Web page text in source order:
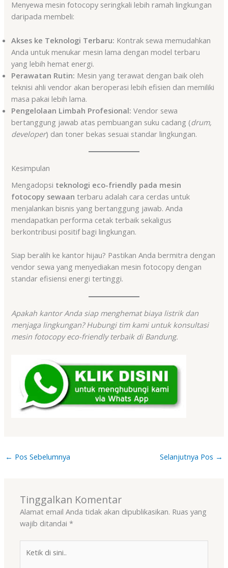
Menyewa mesin fotocopy seringkali lebih ramah lingkungan
daripada membeli:
Akses ke Teknologi Terbaru: Kontrak sewa memudahkan
Anda untuk menukar mesin lama dengan model terbaru
yang lebih hemat energi.
Perawatan Rutin: Mesin yang terawat dengan baik oleh
teknisi ahli vendor akan beroperasi lebih efisien dan memiliki
masa pakai lebih lama.
Pengelolaan Limbah Profesional: Vendor sewa
bertanggung jawab atas pembuangan suku cadang (drum,
developer) dan toner bekas sesuai standar lingkungan.
Kesimpulan
Mengadopsi teknologi eco-friendly pada mesin
fotocopy sewaan terbaru adalah cara cerdas untuk
menjalankan bisnis yang bertanggung jawab. Anda
mendapatkan performa cetak terbaik sekaligus
berkontribusi positif bagi lingkungan.
Siap beralih ke kantor hijau? Pastikan Anda bermitra dengan
vendor sewa yang menyediakan mesin fotocopy dengan
standar efisiensi energi tertinggi.
Apakah kantor Anda siap menghemat biaya listrik dan
menjaga lingkungan? Hubungi tim kami untuk konsultasi
mesin fotocopy eco-friendly terbaik di Bandung.
← Pos Sebelumnya Selanjutnya Pos →
Tinggalkan Komentar
Alamat email Anda tidak akan dipublikasikan. Ruas yang
wajib ditandai*